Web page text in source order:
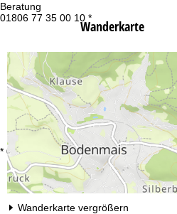
Beratung
01806 77 35 00 10 *
* 0,20 € inkl. MwSt./Anruf aus den dt.
Wanderkarte
Wanderkarte vergrößern